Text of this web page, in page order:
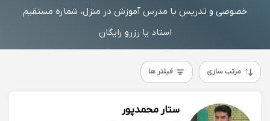
خصوصی و تدریس با مدرس آموزش در منزل، شماره مستقیم
استاد یا رزرو رایگان
مرتب سازی فیلتر ها
ستار محمدپور